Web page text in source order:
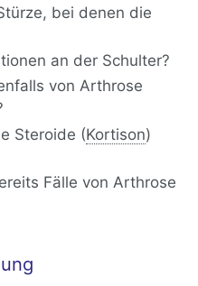
bei denen die
an der Schulter?
von Arthrose
Steroide (Kortison)
Fälle von Arthrose